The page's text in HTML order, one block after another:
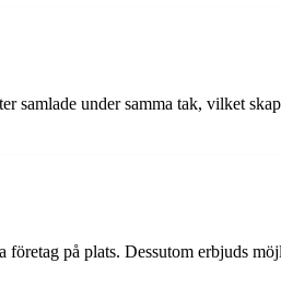
samlade under samma tak, vilket
på plats. Dessutom erbjuds